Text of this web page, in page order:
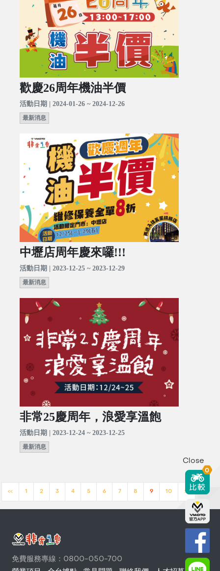
歡慶26周年機油半價
活動日期 | 2024-01-26 ~ 2024-12-26
最新消息
中壢店周年慶來囉!!!
活動日期 | 2023-12-25 ~ 2023-12-29
最新消息
非常25慶周年，浪愛享溫飽
活動日期 | 2023-12-24 ~ 2023-12-25
最新消息
<< 1 2 3 4 5 6 7 8 9 10 >>
免費服務專線：0800-050-700
Close
0